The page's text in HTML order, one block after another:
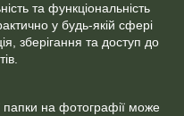
та функціональність
у будь-якій сфері
зберігання та доступ до
папки на фотографії може